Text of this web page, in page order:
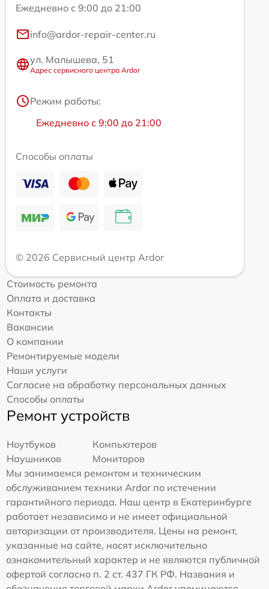
Ежедневно с 9:00 до 21:00
info@ardor-repair-center.ru
ул. Малышева, 51
Адрес сервисного центра Ardor
Режим работы:
Ежедневно с 9:00 до 21:00
Способы оплаты
© 2026 Сервисный центр Ardor
Стоимость ремонта
Оплата и доставка
Контакты
Вакансии
О компании
Ремонтируемые модели
Наши услуги
Согласие на обработку персональных данных
Способы оплаты
Ремонт устройств
Ноутбуков
Компьютеров
Наушников
Мониторов
Мы занимаемся ремонтом и техническим
обслуживанием техники Ardor по истечении
гарантийного периода. Наш центр в Екатеринбурге
работает независимо и не имеет официальной
авторизации от производителя. Цены на ремонт,
указанные на сайте, носят исключительно
ознакомительный характер и не являются публичной
офертой согласно п. 2 ст. 437 ГК РФ. Названия и